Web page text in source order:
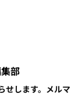
部
せします。メルマ